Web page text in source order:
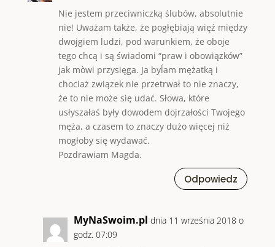
Nie jestem przeciwniczką ślubów, absolutnie
nie! Uważam także, że pogłębiają więź między
dwojgiem ludzi, pod warunkiem, że oboje
tego chcą i są świadomi “praw i obowiązków”
jak mòwi przysięga. Ja byĺam mężatką i
chociaż związek nie przetrwał to nie znaczy,
że to nie może się udać. Słowa, które
usłyszałaś były dowodem dojrzałości Twojego
męża, a czasem to znaczy dużo więcej niż
mogłoby się wydawać.
Pozdrawiam Magda.
Odpowiedz
MyNaSwoim.pl dnia 11 września 2018 o
godz. 07:09